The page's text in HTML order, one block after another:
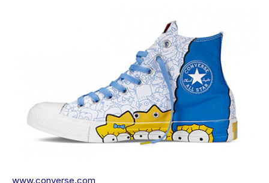
www.converse.com